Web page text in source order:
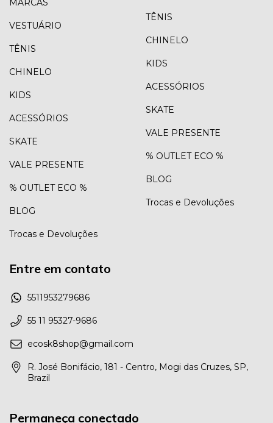
VESTUÁRIO
TÊNIS
CHINELO
KIDS
ACESSÓRIOS
SKATE
VALE PRESENTE
% OUTLET ECO %
BLOG
Trocas e Devoluções
TÊNIS
CHINELO
KIDS
ACESSÓRIOS
SKATE
VALE PRESENTE
% OUTLET ECO %
BLOG
Trocas e Devoluções
Entre em contato
5511953279686
55 11 95327-9686
ecosk8shop@gmail.com
R. José Bonifácio, 181 - Centro, Mogi das Cruzes, SP,
Brazil
Permaneça conectado